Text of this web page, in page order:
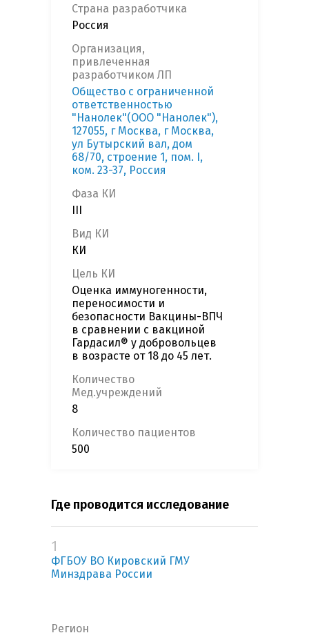
Страна разработчика
Россия
Организация,
привлеченная
разработчиком ЛП
Общество с ограниченной
ответственностью
"Нанолек"(ООО "Нанолек"),
127055, г Москва, г Москва,
ул Бутырский вал, дом
68/70, строение 1, пом. I,
ком. 23-37, Россия
Фаза КИ
Вид КИ
КИ
Цель КИ
Оценка иммуногенности,
переносимости и
безопасности Вакцины-ВПЧ
в сравнении с вакциной
Гардасил® у добровольцев
в возрасте от 18 до 45 лет.
Количество
Мед.учреждений
8
Количество пациентов
500
Где проводится исследование
1
ФГБОУ ВО Кировский ГМУ
Минздрава России
Регион